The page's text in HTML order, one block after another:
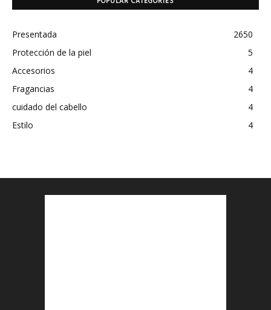
Presentada
2650
Protección de la piel
5
Accesorios
4
Fragancias
4
cuidado del cabello
4
Estilo
4